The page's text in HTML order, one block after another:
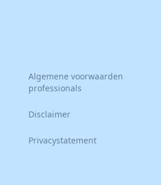
Algemene voorwaarden
professionals
Disclaimer
Privacystatement